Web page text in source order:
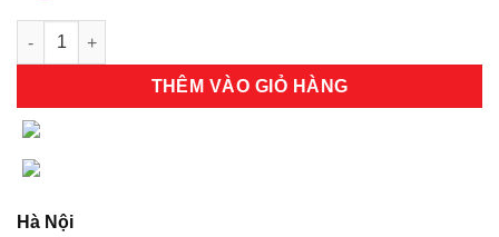
Mặt nạ mo hàn cầm tay Đài Loan số lượng
THÊM VÀO GIỎ HÀNG
Hà Nội